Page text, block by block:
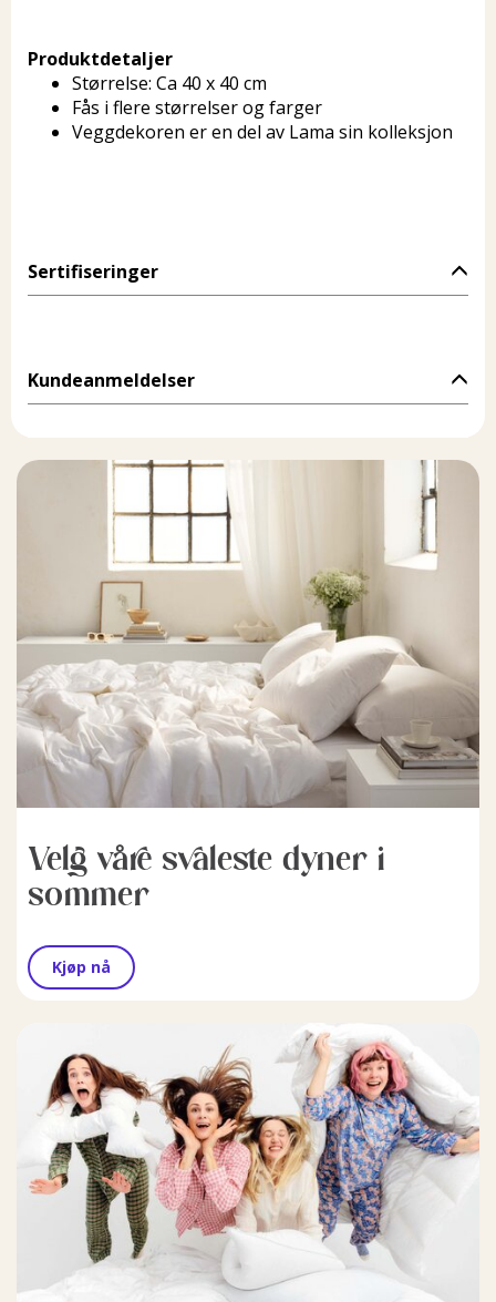
Produktdetaljer
Størrelse: Ca 40 x 40 cm
Fås i flere størrelser og farger
Veggdekoren er en del av Lama sin kolleksjon
Sertifiseringer
Kundeanmeldelser
Velg våre svaleste dyner i
sommer
Kjøp nå